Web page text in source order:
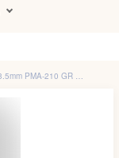
イガラシ プール下マット210cm 210×210cm 厚さ3.5mm PMA-210 GR 中型